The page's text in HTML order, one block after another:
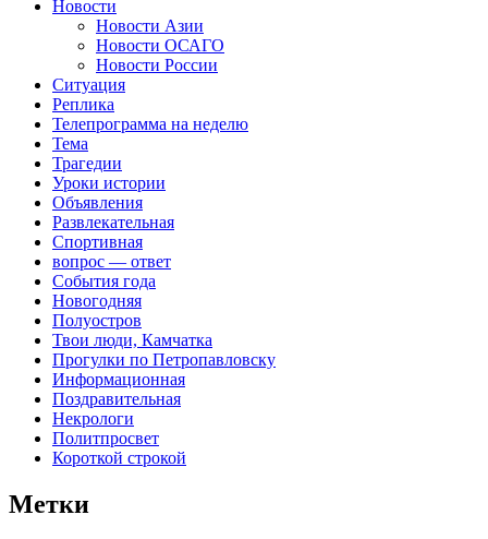
Новости
Новости Азии
Новости ОСАГО
Новости России
Ситуация
Реплика
Телепрограмма на неделю
Тема
Трагедии
Уроки истории
Объявления
Развлекательная
Спортивная
вопрос — ответ
События года
Новогодняя
Полуостров
Твои люди, Камчатка
Прогулки по Петропавловску
Информационная
Поздравительная
Некрологи
Политпросвет
Короткой строкой
Метки